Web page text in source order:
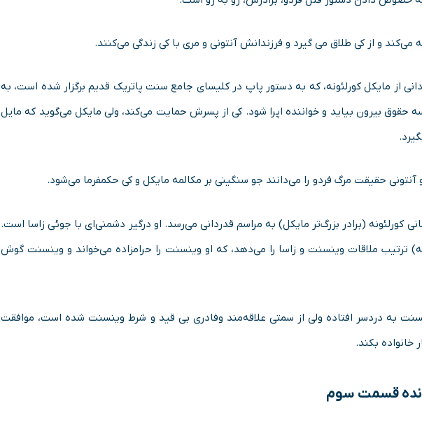
و از کی طلاق می گیرد و فرزندانش آنتونی و مری با کی زندگی می‌کنند.
از مایکل کورلئونه، که به دستور پاپ در کلیسای جامع سنت پاتریک قدیم برگزار شده است، به
حقوق بیرون بیاید و خواننده اپرا شود. کی از پسرش حمایت می‌کند، ولی مایکل می‌گوید که مایل
آنتونی حقیقت مرگ فردو را می‌دانند جو سنگینی بر مکالمه مایکل و کی حکمفرما می‌شود.
کورلئونه (برادر بزرگ‌تر مایکل) به مراسم قدردانی می‌رسد. او درگیر دشمنی‌ای با جوئی زاسا است.
ترتیب ملاقات وینسنت و زاسا را می‌دهد، که او وینسنت را حرامزاده می‌خواند و وینسنت گوش
به دردسر افتاده ولی از سمتی علاقه‌مند وفادری بی قید و شرط وینسنت شده است، موافقت
بکند.
قسمت سوم